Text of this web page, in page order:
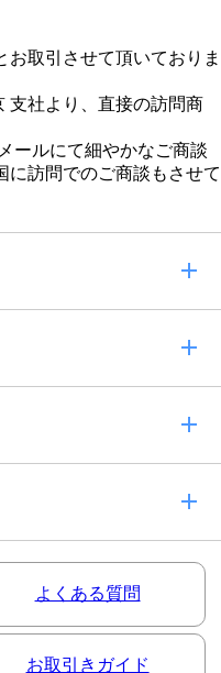
取引させて頂いておりま
支社より、直接の訪問商
ールにて細やかなご商談
に訪問でのご商談もさせて
よくある質問
お取引きガイド